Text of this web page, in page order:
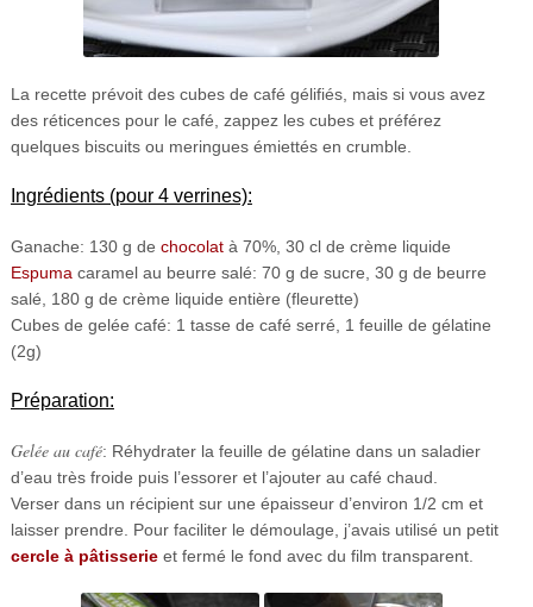
La recette prévoit des cubes de café gélifiés, mais si vous avez
des réticences pour le café, zappez les cubes et préférez
quelques biscuits ou meringues émiettés en crumble.
Ingrédients (pour 4 verrines):
Ganache: 130 g de chocolatà 70%, 30 cl de crème liquide
Espuma caramel au beurre salé: 70 g de sucre, 30 g de beurre
salé, 180 g de crème liquide entière (fleurette)
Cubes de gelée café: 1 tasse de café serré, 1 feuille de gélatine
(2g)
Préparation:
Gelée au café: Réhydrater la feuille de gélatine dans un saladier
d’eau très froide puis l’essorer et l’ajouter au café chaud.
Verser dans un récipient sur une épaisseur d’environ 1/2 cm et
laisser prendre. Pour faciliter le démoulage, j’avais utilisé un petit
cercle à pâtisserieet fermé le fond avec du film transparent.